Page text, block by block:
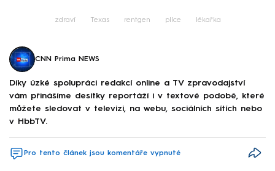
zdraví Texas rentgen plíce lékařka
CNN Prima NEWS
Díky úzké spolupráci redakcí online a TV zpravodajství
vám přinášíme desítky reportáží i v textové podobě, které
můžete sledovat v televizi, na webu, sociálních sítích nebo
v HbbTV.
Pro tento článek jsou komentáře vypnuté